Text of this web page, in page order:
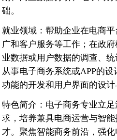
础。
就业领域：帮助企业在电商
广和客户服务等工作；在政
业数据或用户数据的调查、
从事电子商务系统或APP的设
功能的开发和用户界面的设计
特色简介 ：电子商务专业立
求，培养兼具电商运营与智
才。聚焦智能商务前沿，强